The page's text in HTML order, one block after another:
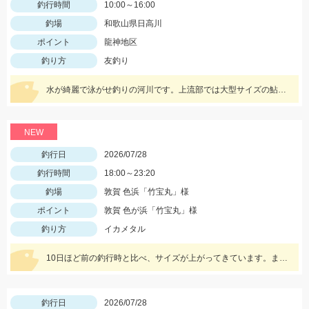
釣行時間
10:00～16:00
釣場
和歌山県日高川
ポイント
龍神地区
釣り方
友釣り
水が綺麗で泳がせ釣りの河川です。上流部では大型サイズの鮎も釣れて楽しめているそうです。
NEW
釣行日
2026/07/28
釣行時間
18:00～23:20
釣場
敦賀 色浜「竹宝丸」様
ポイント
敦賀 色が浜「竹宝丸」様
釣り方
イカメタル
10日ほど前の釣行時と比べ、サイズが上がってきています。また、水深も少し深くなりヒットレンジも30ｍ→40ｍにメインが変わってきている様子でした。カラーだけは変わらずケイムラ系のピンクがぶっちぎりで好反応でしたので、必ずピンク系は持って行ってください。
釣行日 2026/07/28